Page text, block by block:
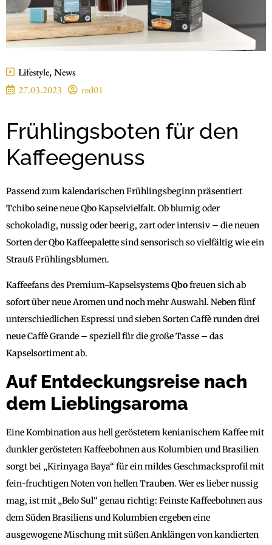
Lifestyle, News
27.03.2023
red01
Frühlingsboten für den
Kaffeegenuss
Passend zum kalendarischen Frühlingsbeginn präsentiert
Tchibo seine neue Qbo Kapselvielfalt. Ob blumig oder
schokoladig, nussig oder beerig, zart oder intensiv – die neuen
Sorten der Qbo Kaffeepalette sind sensorisch so vielfältig wie ein
Strauß Frühlingsblumen.
Kaffeefans des Premium-KapselsystemsQbofreuen sich ab
sofort über neue Aromen und noch mehr Auswahl. Neben fünf
unterschiedlichen Espressi und sieben Sorten Caffè runden drei
neue Caffè Grande – speziell für die große Tasse – das
Kapselsortiment ab.
Auf Entdeckungsreise nach
dem Lieblingsaroma
Eine Kombination aus hell geröstetem kenianischem Kaffee mit
dunkler gerösteten Kaffeebohnen aus Kolumbien und Brasilien
sorgt bei „Kirinyaga Baya“ für ein mildes Geschmacksprofil mit
fein-fruchtigen Noten von hellen Trauben. Wer es lieber nussig
mag, ist mit „Belo Sul“ genau richtig: Feinste Kaffeebohnen aus
dem Süden Brasiliens und Kolumbien ergeben eine
ausgewogene Mischung mit süßen Anklängen von kandierten